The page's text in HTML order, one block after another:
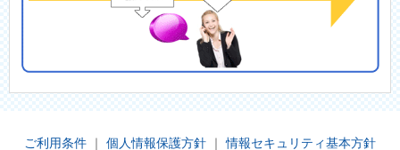
ご利用条件 ｜ 個人情報保護方針 ｜情報セキュリティ基本方針